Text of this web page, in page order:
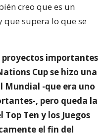
creo que es un
supera lo que se
proyectos importantes
Cup se hizo una
Mundial -que era uno
, pero queda la
Ten y los Juegos
el fin del